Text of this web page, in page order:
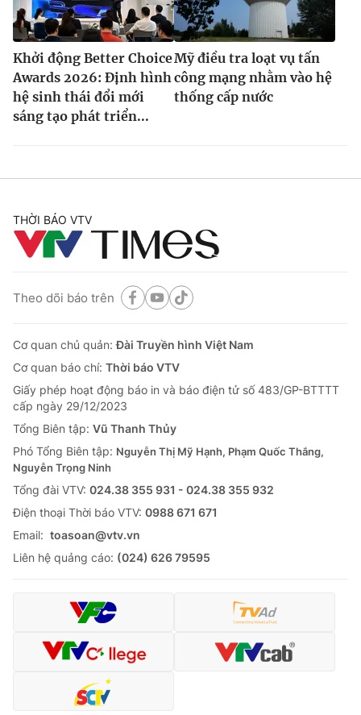
Khởi động Better Choice
Awards 2026: Định hình
hệ sinh thái đổi mới
sáng tạo phát triển...
Mỹ điều tra loạt vụ tấn
công mạng nhằm vào hệ
thống cấp nước
THỜI BÁO VTV
Theo dõi báo trên
Cơ quan chủ quản:Đài Truyền hình Việt Nam
Cơ quan báo chí: Thời báo VTV
Giấy phép hoạt động báo in và báo điện tử số 483/GP-BTTTT
cấp ngày 29/12/2023
Tổng Biên tập: Vũ Thanh Thủy
Phó Tổng Biên tập: Nguyễn Thị Mỹ Hạnh, Phạm Quốc Thắng,
Nguyễn Trọng Ninh
Tổng đài VTV: 024.38 355 931 - 024.38 355 932
Ðiện thoại Thời báo VTV: 0988 671 671
Email: toasoan@vtv.vn
Liên hệ quảng cáo: (024) 626 79595